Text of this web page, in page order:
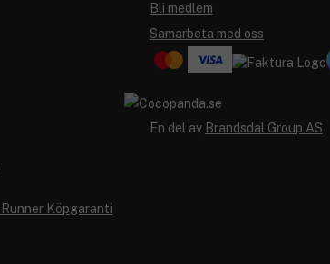
Bli medlem
Samarbeta med oss
En del av Brandsdal Group AS